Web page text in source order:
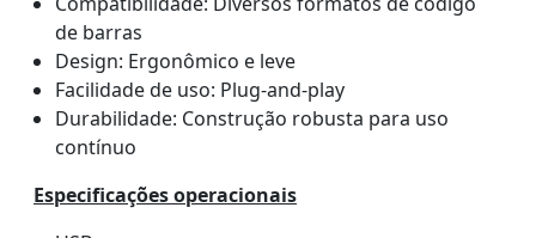
de barras
Design: Ergonômico e leve
Facilidade de uso: Plug-and-play
Durabilidade: Construção robusta para uso
contínuo
Especificações operacionais